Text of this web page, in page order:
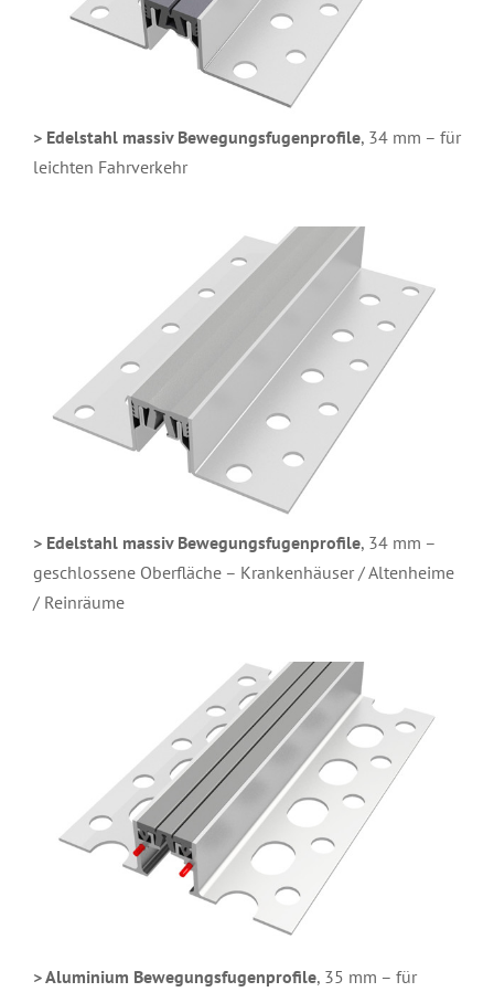
> Edelstahl massiv Bewegungsfugenprofile, 34 mm – für
leichten Fahrverkehr
> Edelstahl massiv Bewegungsfugenprofile, 34 mm –
geschlossene Oberfläche – Krankenhäuser / Altenheime
/ Reinräume
> Aluminium Bewegungsfugenprofile, 35 mm – für